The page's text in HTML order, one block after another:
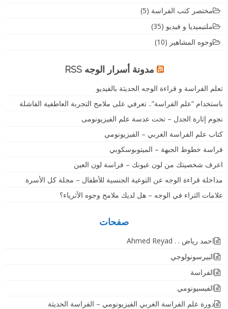
مختصر كتب الفراسة (5)
ملتيميديا و فيديو (35)
وجوه المشاهير (10)
مدونة أسرار الوجه RSS
تعلم الفراسة و قراءة الوجه الحديثة بالفيديو
باستخدام “علم الفراسة”.. تعرفي على ملامح التجربة العاطفية الفاشلة
نجوم إثارة الجدل – تحت عدسة علم الفيزيونومى
كتاب علم الفراسة الغربي – الفيزيونومي
فراسة خطوط الجبهة – الميتوبوسكوبي
اعرف شخصيتك من لون عيونك – فراسة لون العين
مداخلة قراءة الوجه عن التوعية الجنسية للأطفال – مجلة كل الأسرة
علامات الثراء في الوجه – هل لديك ملامح وجوه الأثرياء؟
صفحات
احمد رياض . . Ahmed Reyad
البيرسونولوجي
الفراسة
الفيسيونومي
دورة علم الفراسة الغربي الفيزيونومي – الفراسة الحديثة